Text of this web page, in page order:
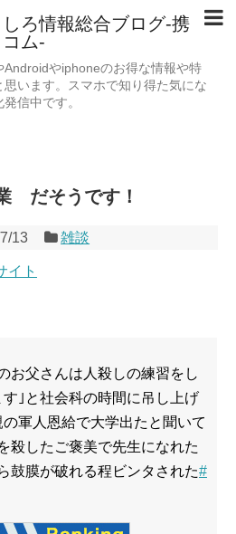
ろ情報総合ブログ-携
ム-
やiphoneのお得な情報や特
います。スマホで知り得た気にな
信中です。
だそうです！
13 雑談
イト
お父さんは人殺しの練習をし
｣と社会科の時間に吊し上げ
軍人恩給で大学出たと聞いて
殺したご褒美で先生になれた
鼓膜が破れる程ビンタされた#